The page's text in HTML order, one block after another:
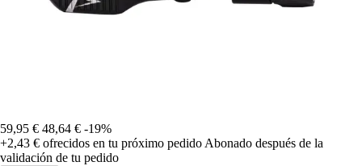
59,95 € 48,64 € -19%
+2,43 € ofrecidos en tu próximo pedido Abonado después de la
validación de tu pedido